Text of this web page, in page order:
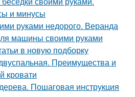
и минусы
руками недорого. Веранда
машины своими руками
в новую подборку
Преимущества и
кровати
Пошаговая инструкция